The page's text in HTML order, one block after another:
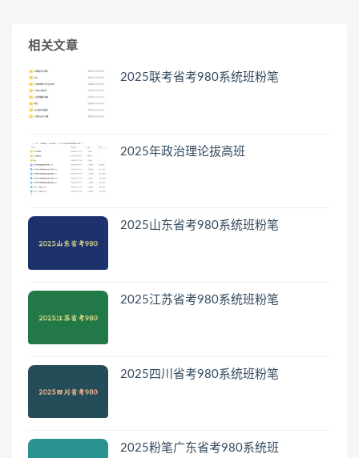
相关文章
2025联考省考980系统班粉笔
2025年政治理论拔高班
2025山东省考980系统班粉笔
2025江苏省考980系统班粉笔
2025四川省考980系统班粉笔
2025粉笔广东省考980系统班